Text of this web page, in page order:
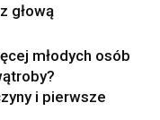
głową
młodych osób
i pierwsze